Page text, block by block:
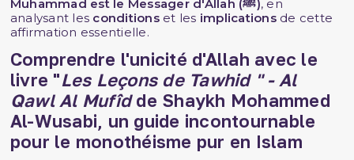
Muhammad est le Messager d'Allah (ﷺ), en
analysant les conditionset les implicationsde cette
affirmation essentielle.
Comprendre l'unicité d'Allah avec le
livre "Les Leçons de Tawhid " - Al
Qawl Al Mufîdde Shaykh Mohammed
Al-Wusabi, un guide incontournable
pour le monothéisme pur en Islam